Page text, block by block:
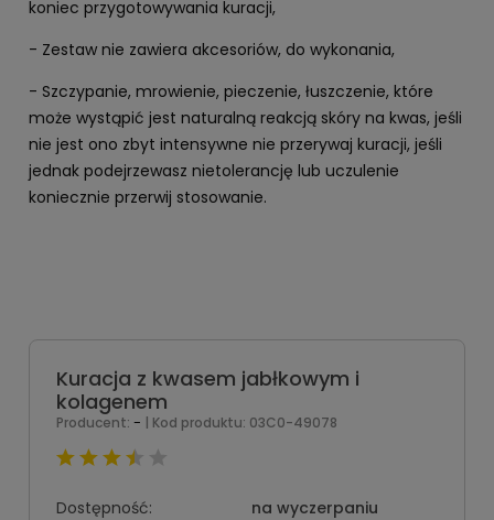
koniec przygotowywania kuracji,
- Zestaw nie zawiera akcesoriów, do wykonania,
- Szczypanie, mrowienie, pieczenie, łuszczenie, które
może wystąpić jest naturalną reakcją skóry na kwas, jeśli
nie jest ono zbyt intensywne nie przerywaj kuracji, jeśli
jednak podejrzewasz nietolerancję lub uczulenie
koniecznie przerwij stosowanie.
Kuracja z kwasem jabłkowym i
kolagenem
Producent: - | Kod produktu: 03C0-49078
Dostępność:
na wyczerpaniu